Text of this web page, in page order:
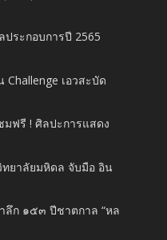
ประกอบการปี 2565
Challenge เอวสะบัด
มฟรี ! ศิลปะการแสดง
ยาลัยมหิดล จับมือ อิน
ลึก ๑๕๓ ปีชาตกาล “หล